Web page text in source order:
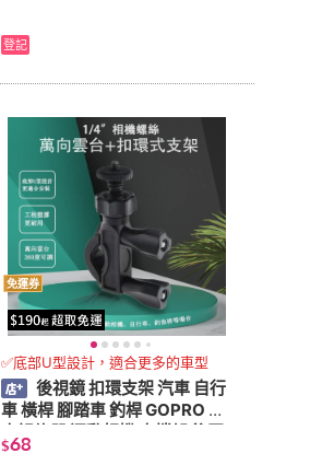
登記
免運券
✅底部U型設計，適合更多的車型
後視鏡 扣環支架 汽車 自行
車 橫桿 腳踏車 釣桿 GOPRO 行
車記錄器 運動相機 支撐架 後照
鏡 照後鏡 扣環 支架
$68